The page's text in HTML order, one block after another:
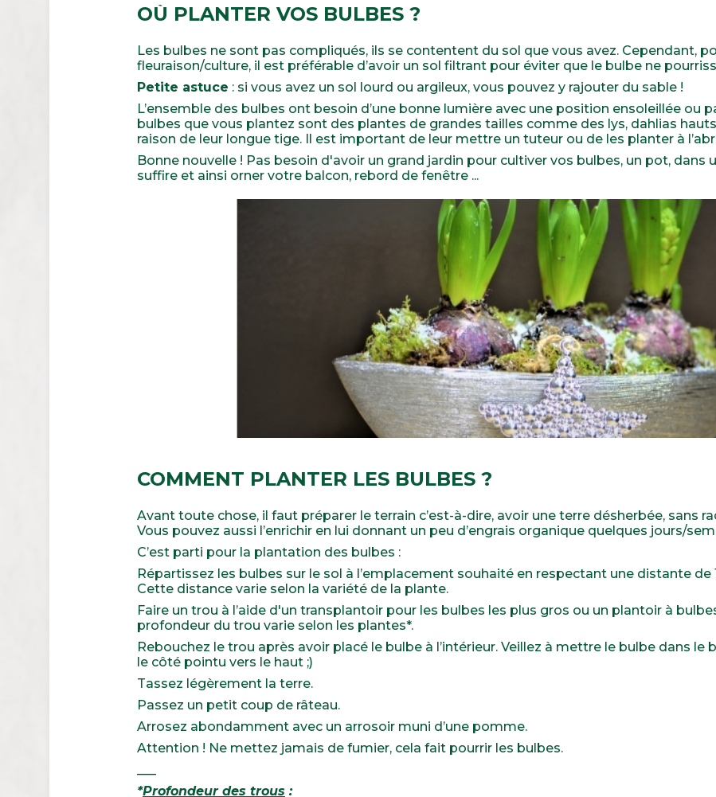
OÙ PLANTER VOS BULBES ?
Les bulbes ne sont pas compliqués, ils se contentent du sol que vous avez. Cependant,
fleuraison/culture, il est préférable d’avoir un sol filtrant pour éviter que le bulbe ne
Petite astuce : si vous avez un sol lourd ou argileux, vous pouvez y rajouter du sable !
L’ensemble des bulbes ont besoin d’une bonne lumière avec une position ensoleillée ou
bulbes que vous plantez sont des plantes de grandes tailles comme des lys, dahlias
raison de leur longue tige. Il est important de leur mettre un tuteur ou de les planter à
Bonne nouvelle ! Pas besoin d'avoir un grand jardin pour cultiver vos bulbes, un pot, dans
suffire et ainsi orner votre balcon, rebord de fenêtre ...
COMMENT PLANTER LES BULBES ?
Avant toute chose, il faut préparer le terrain c’est-à-dire, avoir une terre désherbée, sans
Vous pouvez aussi l’enrichir en lui donnant un peu d’engrais organique quelques jours/
C’est parti pour la plantation des bulbes :
Répartissez les bulbes sur le sol à l’emplacement souhaité en respectant une distante de
Cette distance varie selon la variété de la plante.
Faire un trou à l’aide d'un transplantoir pour les bulbes les plus gros ou un plantoir à
profondeur du trou varie selon les plantes*.
Rebouchez le trou après avoir placé le bulbe à l’intérieur. Veillez à mettre le bulbe dans le
le côté pointu vers le haut ;)
Tassez légèrement la terre.
Passez un petit coup de râteau.
Arrosez abondamment avec un arrosoir muni d’une pomme.
Attention ! Ne mettez jamais de fumier, cela fait pourrir les bulbes.
*Profondeur des trous :